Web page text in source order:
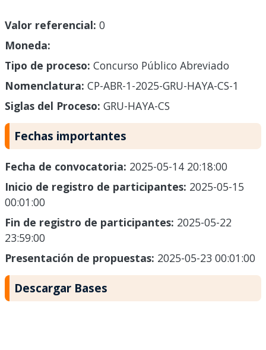
Valor referencial: 0
Moneda:
Tipo de proceso: Concurso Público Abreviado
Nomenclatura: CP-ABR-1-2025-GRU-HAYA-CS-1
Siglas del Proceso: GRU-HAYA-CS
Fechas importantes
Fecha de convocatoria: 2025-05-14 20:18:00
Inicio de registro de participantes: 2025-05-15
00:01:00
Fin de registro de participantes: 2025-05-22
23:59:00
Presentación de propuestas: 2025-05-23 00:01:00
Descargar Bases